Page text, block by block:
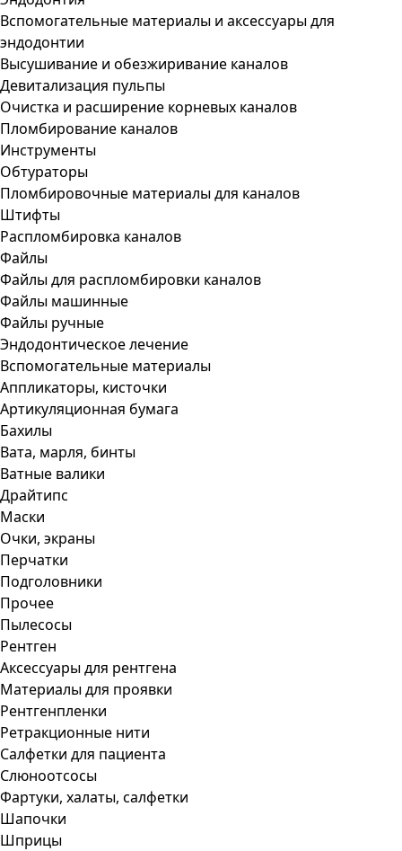
Вспомогательные материалы и аксессуары для
эндодонтии
Высушивание и обезжиривание каналов
Девитализация пульпы
Очистка и расширение корневых каналов
Пломбирование каналов
Инструменты
Обтураторы
Пломбировочные материалы для каналов
Штифты
Распломбировка каналов
Файлы
Файлы для распломбировки каналов
Файлы машинные
Файлы ручные
Эндодонтическое лечение
Вспомогательные материалы
Аппликаторы, кисточки
Артикуляционная бумага
Бахилы
Вата, марля, бинты
Ватные валики
Драйтипс
Маски
Очки, экраны
Перчатки
Подголовники
Прочее
Пылесосы
Рентген
Аксессуары для рентгена
Материалы для проявки
Рентгенпленки
Ретракционные нити
Салфетки для пациента
Слюноотсосы
Фартуки, халаты, салфетки
Шапочки
Шприцы